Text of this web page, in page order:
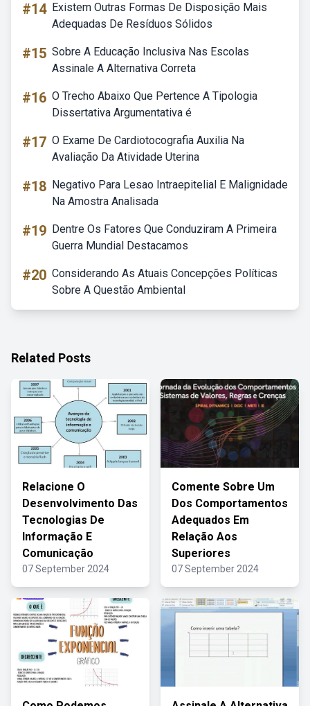
#14 Existem Outras Formas De Disposição Mais
Adequadas De Resíduos Sólidos
#15 Sobre A Educação Inclusiva Nas Escolas
Assinale A Alternativa Correta
#16 O Trecho Abaixo Que Pertence A Tipologia
Dissertativa Argumentativa é
#17 O Exame De Cardiotocografia Auxilia Na
Avaliação Da Atividade Uterina
#18 Negativo Para Lesao Intraepitelial E Malignidade
Na Amostra Analisada
#19 Dentre Os Fatores Que Conduziram A Primeira
Guerra Mundial Destacamos
#20 Considerando As Atuais Concepções Políticas
Sobre A Questão Ambiental
Related Posts
Relacione O
Desenvolvimento Das
Tecnologias De
Informação E
Comunicação
07 September 2024
Comente Sobre Um
Dos Comportamentos
Adequados Em
Relação Aos
Superiores
07 September 2024